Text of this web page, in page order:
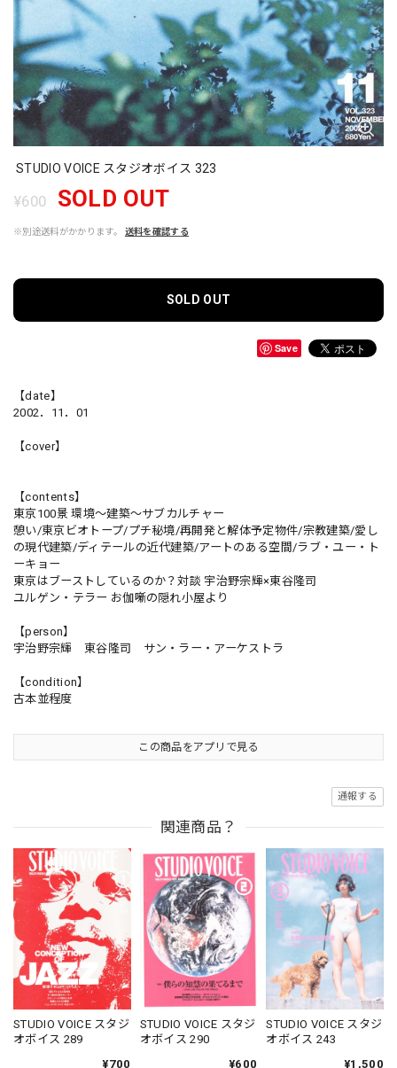
STUDIO VOICE スタジオボイス 323
¥600 SOLD OUT
※別途送料がかかります。 送料を確認する
SOLD OUT
Save
【date】
2002．11．01
【cover】
【contents】
東京100景 環境～建築～サブカルチャー
憩い/東京ビオトープ/プチ秘境/再開発と解体予定物件/宗教建築/愛し
の現代建築/ディテールの近代建築/アートのある空間/ラブ・ユー・ト
ーキョー
東京はブーストしているのか？対談 宇治野宗輝×東谷隆司
ユルゲン・テラー お伽噺の隠れ小屋より
【person】
宇治野宗輝 東谷隆司 サン・ラー・アーケストラ
【condition】
古本並程度
この商品をアプリで見る
通報する
関連商品？
STUDIO VOICE スタジ
オボイス 289
¥700
STUDIO VOICE スタジ
オボイス 290
¥600
STUDIO VOICE スタジ
オボイス 243
¥1,500